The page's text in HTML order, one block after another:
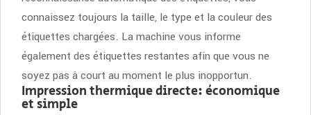
connaissez toujours la taille, le type et la couleur des
étiquettes chargées. La machine vous informe
également des étiquettes restantes afin que vous ne
soyez pas à court au moment le plus inopportun.
Impression thermique directe: économique
et simple